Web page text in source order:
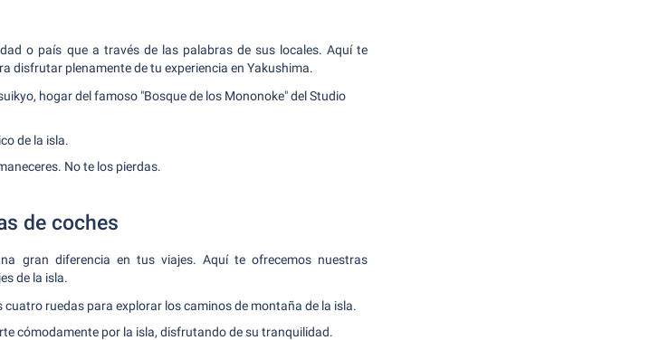
o país que a través de las palabras de sus locales. Aquí te
disfrutar plenamente de tu experiencia en Yakushima.
hogar del famoso "Bosque de los Mononoke" del Studio
de la isla.
No te los pierdas.
de coches
gran diferencia en tus viajes. Aquí te ofrecemos nuestras
de la isla.
cuatro ruedas para explorar los caminos de montaña de la isla.
cómodamente por la isla, disfrutando de su tranquilidad.